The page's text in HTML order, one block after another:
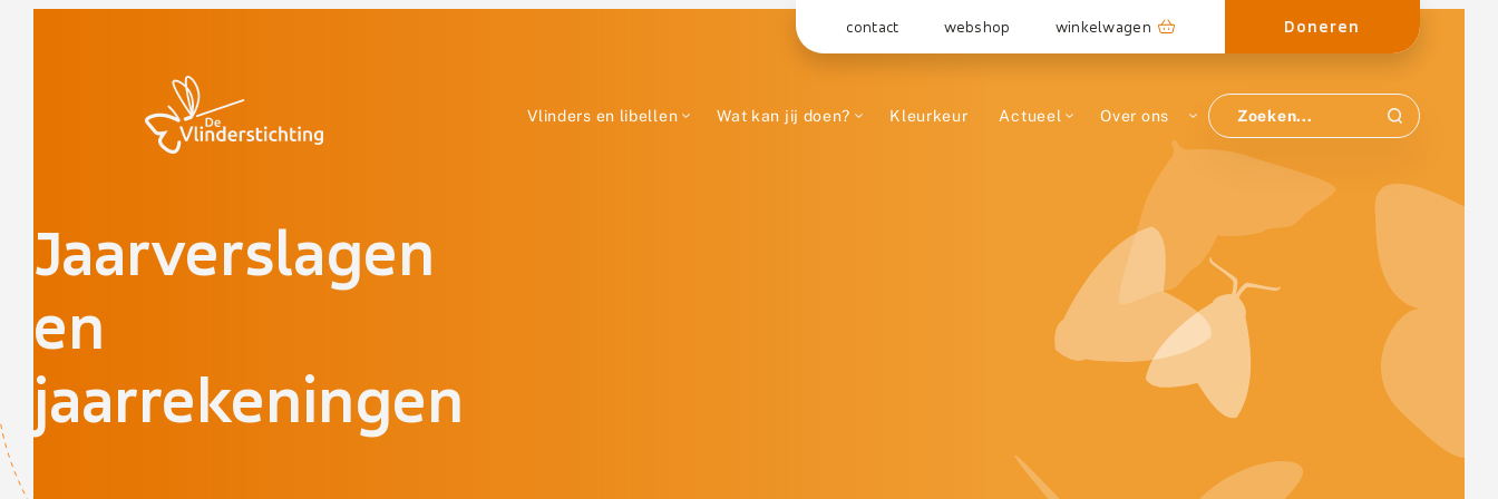
contact webshop winkelwagen Doneren
Vlinders en libellen Wat kan jij doen? Kleurkeur Actueel Over ons
Jaarverslagen
en
jaarrekeningen